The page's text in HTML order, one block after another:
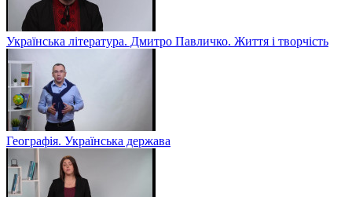
Українська література. Дмитро Павличко. Життя і творчість
Географія. Українська держава